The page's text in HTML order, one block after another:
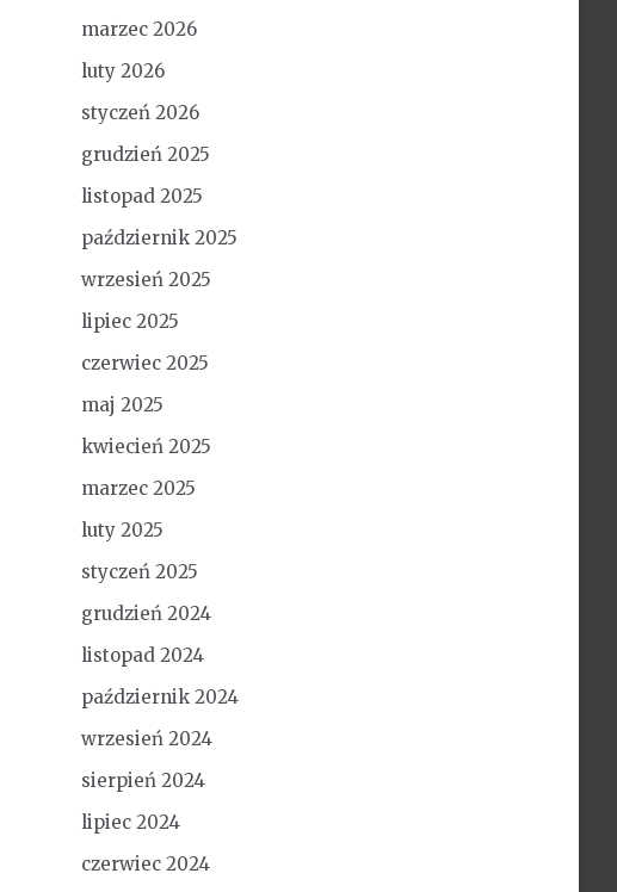
marzec 2026
luty 2026
styczeń 2026
grudzień 2025
listopad 2025
październik 2025
wrzesień 2025
lipiec 2025
czerwiec 2025
maj 2025
kwiecień 2025
marzec 2025
luty 2025
styczeń 2025
grudzień 2024
listopad 2024
październik 2024
wrzesień 2024
sierpień 2024
lipiec 2024
czerwiec 2024